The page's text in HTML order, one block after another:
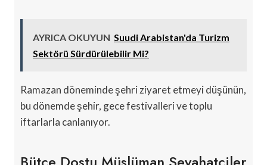
AYRICA OKUYUN Suudi Arabistan'da Turizm
Sektörü Sürdürülebilir Mi?
Ramazan döneminde şehri ziyaret etmeyi düşünün,
bu dönemde şehir, gece festivalleri ve toplu
iftarlarla canlanıyor.